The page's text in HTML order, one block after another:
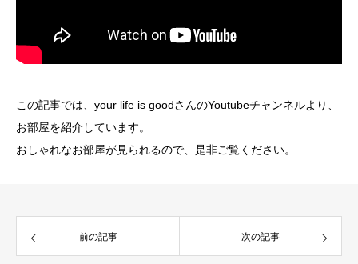
この記事では、your life is goodさんのYoutubeチャンネルより、
お部屋を紹介しています。
おしゃれなお部屋が見られるので、是非ご覧ください。
前の記事 次の記事